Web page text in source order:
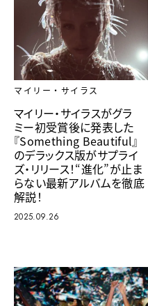
マイリー・サイラス
マイリー・サイラスがグラ
ミー初受賞後に発表した
『Something Beautiful』
のデラックス版がサプライ
ズ・リリース！“進化”が止ま
らない最新アルバムを徹底
解説！
2025.09.26